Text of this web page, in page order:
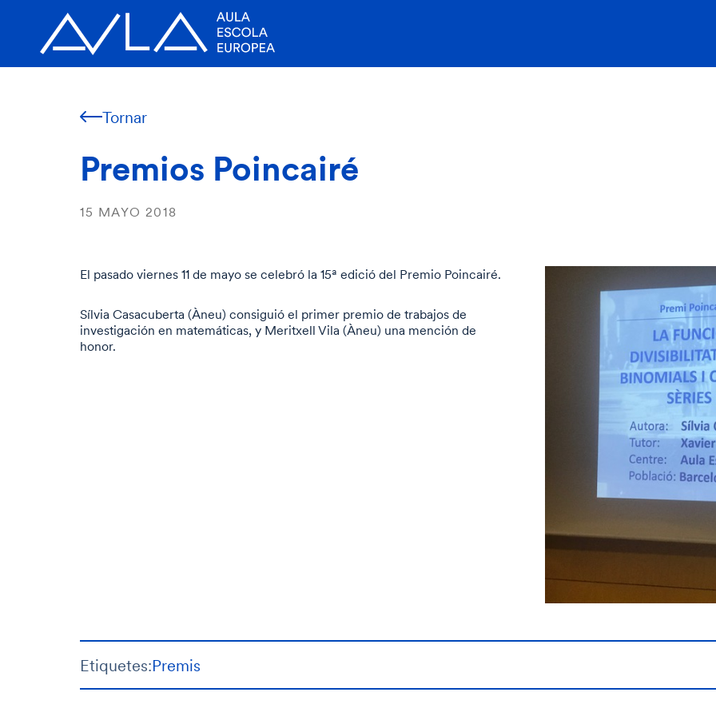
Tornar
Premios Poincairé
15 MAYO 2018
El pasado viernes 11 de mayo se celebró la 15ª edició del Premio Poincairé.
Sílvia Casacuberta (Àneu) consiguió el primer premio de trabajos de
investigación en matemáticas, y Meritxell Vila (Àneu) una mención de
honor.
Etiquetes:Premis